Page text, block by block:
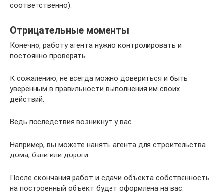
соответственно).
Отрицательные моменты
Конечно, работу агента нужно контролировать и
постоянно проверять.
К сожалению, не всегда можно довериться и быть
уверенным в правильности выполнения им своих
действий.
Ведь последствия возникнут у вас.
Например, вы можете нанять агента для строительства
дома, бани или дороги.
После окончания работ и сдачи объекта собственность
на построенный объект будет оформлена на вас.